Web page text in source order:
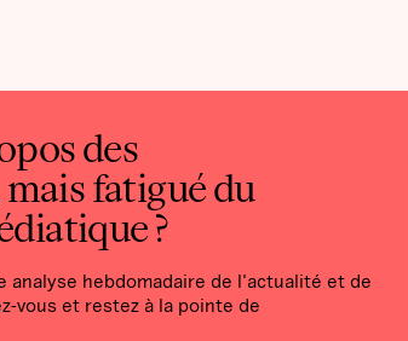
des
fatigué du
?
analyse hebdomadaire de l'actualité et de
vous et restez à la pointe de